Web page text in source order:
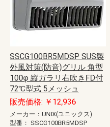
SSCG100BR5MDSP SUS製
外風対策(防音)グリル 角型
100φ 縦ガラリ右吹きFD付
72℃型式 5メッシュ
販売価格: ￥12,936
メーカー：UNIX(ユニックス)
型番： SSCG100BR5MDSP